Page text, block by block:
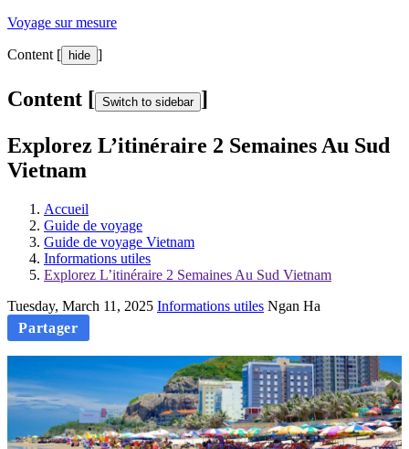
Voyage sur mesure
Content [ hide ]
Content [ Switch to sidebar ]
Explorez L’itinéraire 2 Semaines Au Sud
Vietnam
Accueil
Guide de voyage
Guide de voyage Vietnam
Informations utiles
Explorez L’itinéraire 2 Semaines Au Sud Vietnam
Tuesday, March 11, 2025 Informations utiles Ngan Ha
Partager